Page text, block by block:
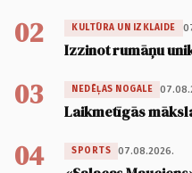
02 KULTŪRA UN IZKLAIDE
Izzinot rumāņu
03 NEDĒĻAS NOGALE
Laikmetīgās
04 SPORTS 07.08.2026.